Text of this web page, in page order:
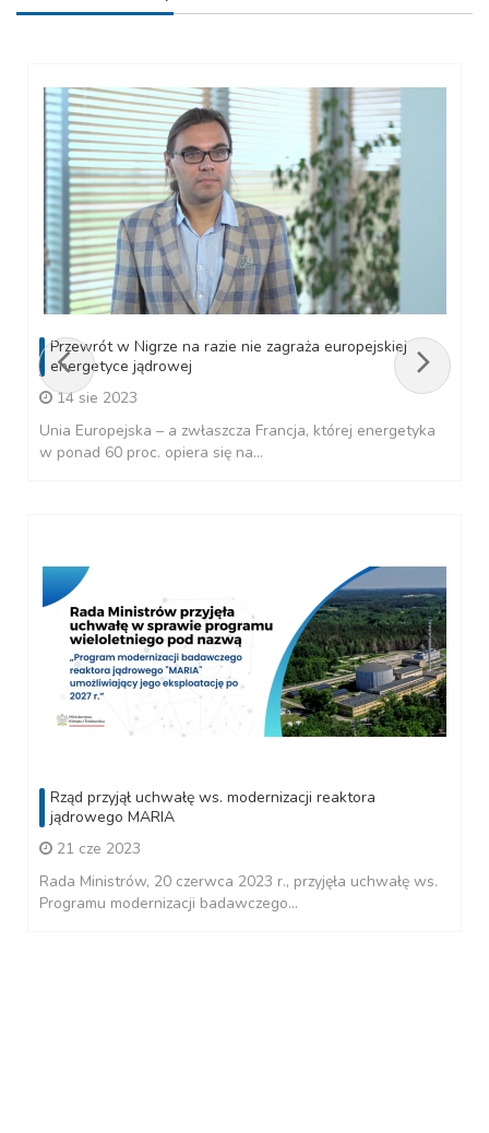
Przewrót w Nigrze na razie nie zagraża europejskiej
energetyce jądrowej
14 sie 2023
Unia Europejska – a zwłaszcza Francja, której energetyka
w ponad 60 proc. opiera się na...
Rząd przyjął uchwałę ws. modernizacji reaktora
jądrowego MARIA
21 cze 2023
Rada Ministrów, 20 czerwca 2023 r., przyjęła uchwałę ws.
Programu modernizacji badawczego...